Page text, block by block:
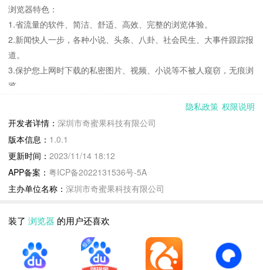
浏览器特色：
1.省流量的软件、简洁、舒适、高效、完整的浏览体验。
2.新闻快人一步，各种小说、头条、八卦、社会民生、大事件跟踪报
道。
3.保护您上网时下载的私密图片、视频、小说等不被人窥窃，无痕浏
览。
4.安装包小省流量，极速内核，保证信息不泄露，上网看图看片必备
5.热搜经典全都有，书评话题很好找，精美排版献给你，保证看着顺
眼。
浏览器更新说明：
新版本经测试稳定
浏览器1.0.1 下载安装说明：
下载浏览器到手机上面的方法有很多。 安卓系统的手机可以在豌豆
荚或者PP助手等手机助手里面一键下载安装！也可以通过电脑端用
隐私政策 权限说明
开发者详情： 深圳市奇蜜果科技有限公司
版本信息： 1.0.1
更新时间： 2023/11/14 18:12
APP备案： 粤ICP备2022131536号-5A
主办单位名称： 深圳市奇蜜果科技有限公司
装了 浏览器 的用户还喜欢